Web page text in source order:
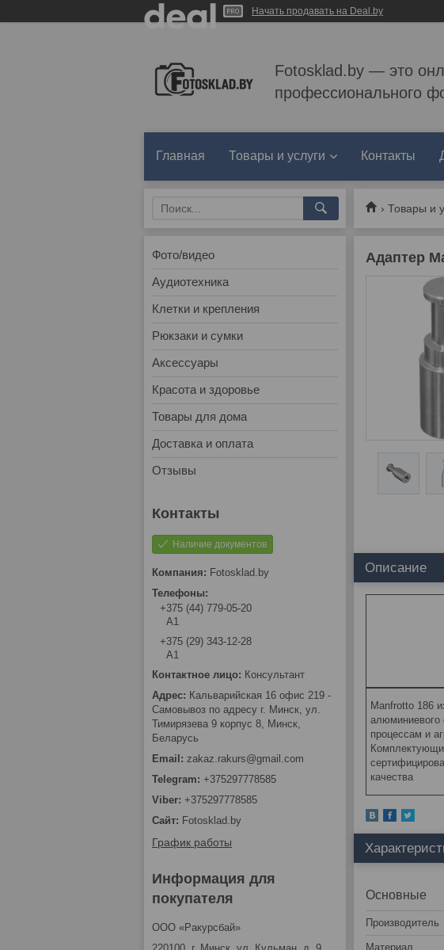
Начать продавать на Deal.by
Fotosklad.by — это
профессионального
Главная Товары и услуги Контакты
Товары и
Адаптер
Описание
Manfrotto 186
алюминиевого
процессам и
качества
Основные
Производитель
Материал
Фото/видео
Аудиотехника
Клетки и крепления
Рюкзаки и сумки
Аксессуары
Красота и здоровье
Товары для дома
Доставка и оплата
Отзывы
Наличие документов
Fotosklad.by
+375 (44) 779-05-20
А1
+375 (29) 343-12-28
А1
Консультант
Кальварийская 16 офис 219 -
Самовывоз по адресу г. Минск, ул.
Тимирязева 9 корпус 8, Минск,
Беларусь
zakaz.rakurs@gmail.com
+375297778585
+375297778585
Fotosklad.by
График работы
Информация для
покупателя
ООО «Ракурсбай»